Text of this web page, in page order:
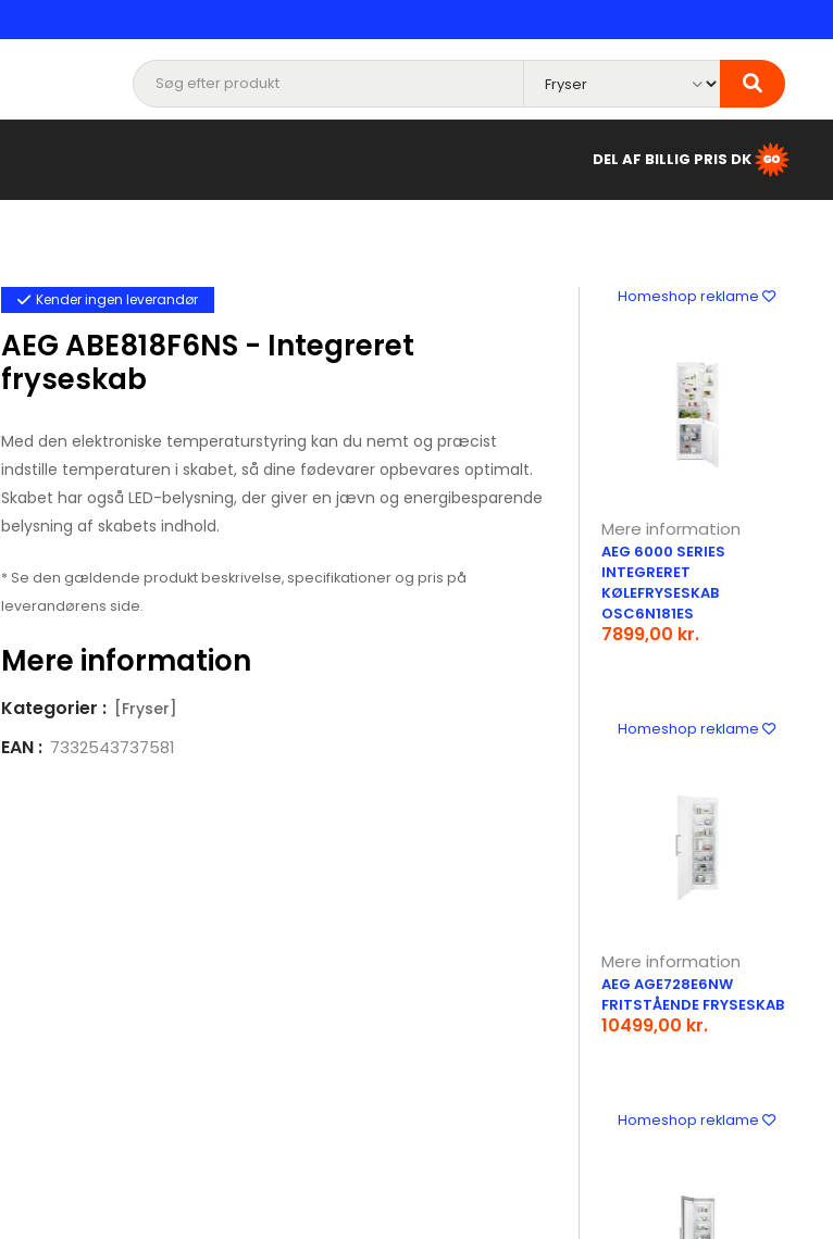
DEL AF BILLIG PRIS DK
Kender ingen leverandør
AEG ABE818F6NS - Integreret
fryseskab
Med den elektroniske temperaturstyring kan du nemt og præcist
indstille temperaturen i skabet, så dine fødevarer opbevares optimalt.
Skabet har også LED-belysning, der giver en jævn og energibesparende
belysning af skabets indhold.
* Se den gældende produkt beskrivelse, specifikationer og pris på
leverandørens side.
Mere information
Kategorier : [Fryser]
EAN : 7332543737581
Homeshop reklame
Mere information
AEG 6000 SERIES
INTEGRERET
KØLEFRYSESKAB
OSC6N181ES
7899,00 kr.
Homeshop reklame
Mere information
AEG AGE728E6NW
FRITSTÅENDE FRYSESKAB
10499,00 kr.
Homeshop reklame